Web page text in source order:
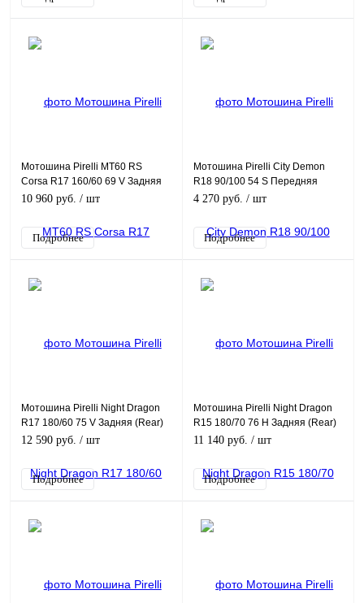
Мотошина Pirelli MT60 RS
Corsa R17 160/60 69 V Задняя
(Rear) TL
10 960 руб. / шт
Подробнее
Мотошина Pirelli City Demon
R18 90/100 54 S Передняя
(Front) TL
4 270 руб. / шт
Подробнее
Мотошина Pirelli Night Dragon
R17 180/60 75 V Задняя (Rear)
TL
12 590 руб. / шт
Подробнее
Мотошина Pirelli Night Dragon
R15 180/70 76 H Задняя (Rear)
TL
11 140 руб. / шт
Подробнее